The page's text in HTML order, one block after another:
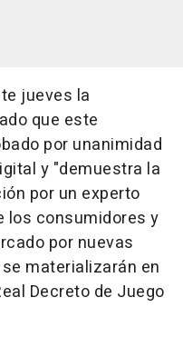
jueves la
que este
por unanimidad
y "demuestra la
por un experto
los consumidores y
por nuevas
materializarán en
Decreto de Juego